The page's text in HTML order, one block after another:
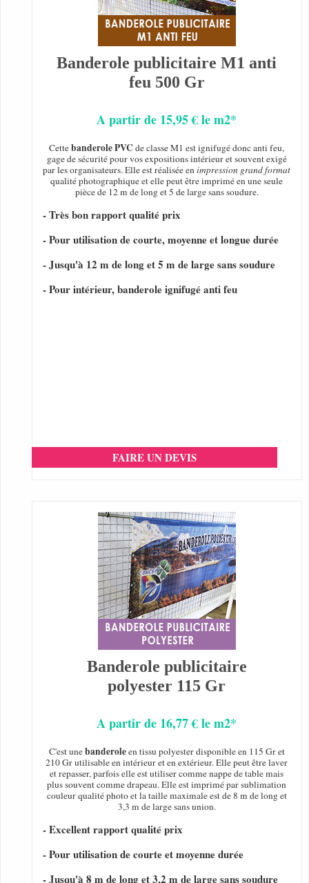
Banderole publicitaire M1 anti
feu 500 Gr
A partir de 15,95 € le m2*
Cettebanderole PVC de classe M1 est ignifugé donc anti feu,
gage de sécurité pour vos expositions intérieur et souvent exigé
par les organisateurs. Elle est réalisée enimpression grand format
qualité photographique et elle peut être imprimé en une seule
pièce de 12 m de long et 5 de large sans soudure.
- Très bon rapport qualité prix
- Pour utilisation de courte, moyenne et longue durée
- Jusqu'à 12 m de long et 5 m de large sans soudure
- Pour intérieur, banderole ignifugé anti feu
FAIRE UN DEVIS
Banderole publicitaire
polyester 115 Gr
A partir de 16,77 € le m2*
C'est unebanderoleen tissu polyester disponible en 115 Gr et
210 Gr utilisable en intérieur et en extérieur. Elle peut être laver
et repasser, parfois elle est utiliser comme nappe de table mais
plus souvent comme drapeau. Elle est imprimé par sublimation
couleur qualité photo et la taille maximale est de 8 m de long et
3,3 m de large sans union.
- Excellent rapport qualité prix
- Pour utilisation de courte et moyenne durée
- Jusqu'à 8 m de long et 3,2 m de large sans soudure